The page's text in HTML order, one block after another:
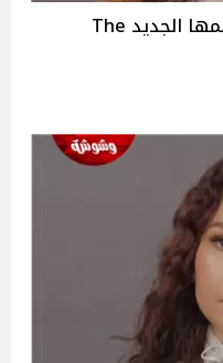
هجوم شرس على زيندايا وفيلمها الجديد The